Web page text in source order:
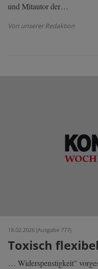
und Mitautor der…
Von unserer Redaktion
18.02.2026 (Ausgabe 777)
Toxisch flexibel
… Widerspenstigkeit"